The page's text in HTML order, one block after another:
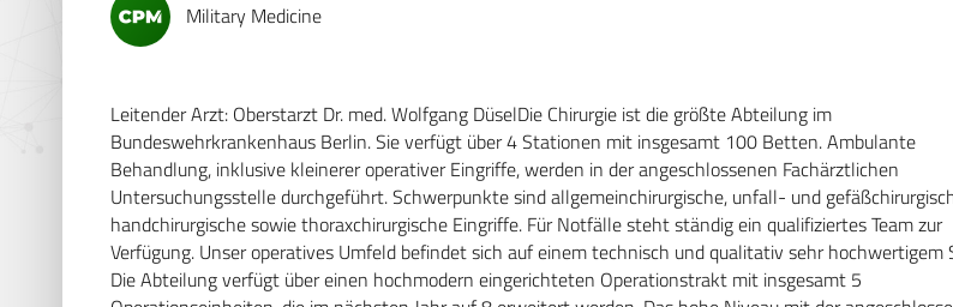
Military Medicine
Leitender Arzt: Oberstarzt Dr. med. Wolfgang DüselDie Chirurgie ist die größte Abteilung im
Bundeswehrkrankenhaus Berlin. Sie verfügt über 4 Stationen mit insgesamt 100 Betten. Ambulante
Behandlung, inklusive kleinerer operativer Eingriffe, werden in der angeschlossenen Fachärztlichen
Untersuchungsstelle durchgeführt. Schwerpunkte sind allgemeinchirurgische, unfall- und
handchirurgische sowie thoraxchirurgische Eingriffe. Für Notfälle steht ständig ein qualifiziertes Team zur
Verfügung. Unser operatives Umfeld befindet sich auf einem technisch und qualitativ sehr hochwertigem
Die Abteilung verfügt über einen hochmodern eingerichteten Operationstrakt mit insgesamt 5